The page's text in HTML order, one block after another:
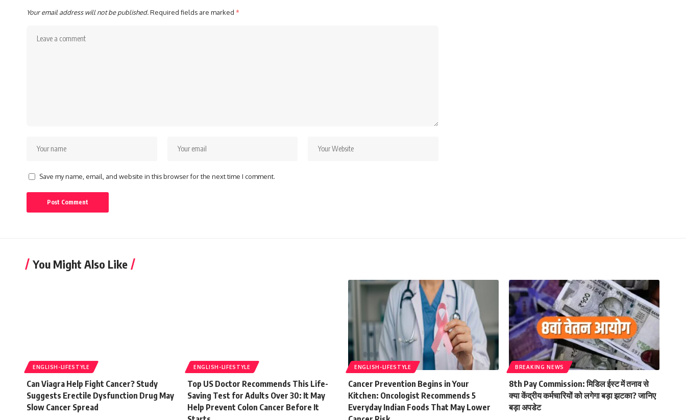
Your email address will not be published.Required fields are marked *
Save my name, email, and website in this browser for the next time I comment.
You Might Also Like
ENGLISH-LIFESTYLE
Can Viagra Help Fight Cancer? Study
Suggests Erectile Dysfunction Drug May
Slow Cancer Spread
ENGLISH-LIFESTYLE
Top US Doctor Recommends This Life-
Saving Test for Adults Over 30: It May
Help Prevent Colon Cancer Before It
ENGLISH-LIFESTYLE
Cancer Prevention Begins in Your
Kitchen: Oncologist Recommends 5
Everyday Indian Foods That May Lower
BREAKING NEWS
8th Pay Commission: मिडिल ईस्ट में तनाव से
क्या केंद्रीय कर्मचारियों को लगेगा बड़ा झटका? जानिए
बड़ा अपडेट